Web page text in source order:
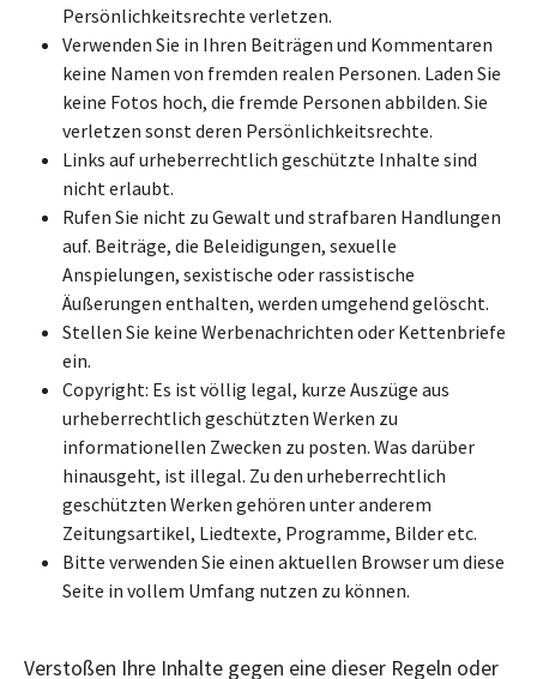
Persönlichkeitsrechte verletzen.
Verwenden Sie in Ihren Beiträgen und Kommentaren
keine Namen von fremden realen Personen. Laden Sie
keine Fotos hoch, die fremde Personen abbilden. Sie
verletzen sonst deren Persönlichkeitsrechte.
Links auf urheberrechtlich geschützte Inhalte sind
nicht erlaubt.
Rufen Sie nicht zu Gewalt und strafbaren Handlungen
auf. Beiträge, die Beleidigungen, sexuelle
Anspielungen, sexistische oder rassistische
Äußerungen enthalten, werden umgehend gelöscht.
Stellen Sie keine Werbenachrichten oder Kettenbriefe
ein.
Copyright: Es ist völlig legal, kurze Auszüge aus
urheberrechtlich geschützten Werken zu
informationellen Zwecken zu posten. Was darüber
hinausgeht, ist illegal. Zu den urheberrechtlich
geschützten Werken gehören unter anderem
Zeitungsartikel, Liedtexte, Programme, Bilder etc.
Bitte verwenden Sie einen aktuellen Browser um diese
Seite in vollem Umfang nutzen zu können.
Verstoßen Ihre Inhalte gegen eine dieser Regeln oder